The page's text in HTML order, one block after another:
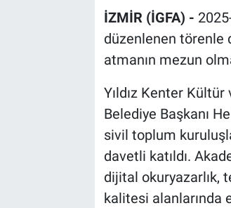
İZMİR (İGFA) -
düzenlenen törenle
atmanın mezun
Yıldız Kenter
Belediye Başkanı
sivil toplum
davetli katıldı.
dijital okuryazarlık,
kalitesi alanlarında